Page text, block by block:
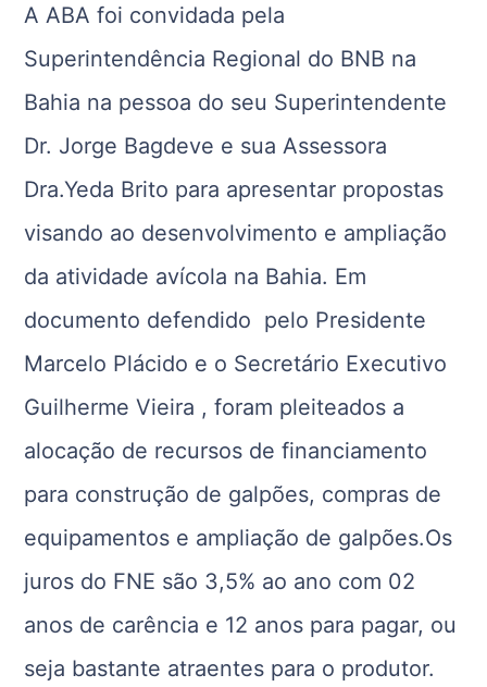
A ABA foi convidada pela
Superintendência Regional do BNB na
Bahia na pessoa do seu Superintendente
Dr. Jorge Bagdeve e sua Assessora
Dra.Yeda Brito para apresentar propostas
visando ao desenvolvimento e ampliação
da atividade avícola na Bahia. Em
documento defendido pelo Presidente
Marcelo Plácido e o Secretário Executivo
Guilherme Vieira , foram pleiteados a
alocação de recursos de financiamento
para construção de galpões, compras de
equipamentos e ampliação de galpões.Os
juros do FNE são 3,5% ao ano com 02
anos de carência e 12 anos para pagar, ou
seja bastante atraentes para o produtor.